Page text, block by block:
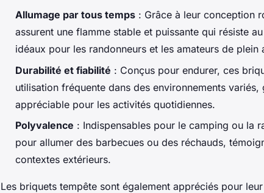
Allumage par tous temps : Grâce à leur conception
assurent une flamme stable et puissante qui résiste
idéaux pour les randonneurs et les amateurs de plein
Durabilité et fiabilité : Conçus pour endurer, ces
utilisation fréquente dans des environnements
appréciable pour les activités quotidiennes.
Polyvalence : Indispensables pour le camping ou la
pour allumer des barbecues ou des réchauds,
contextes extérieurs.
Les briquets tempête sont également appréciés pour